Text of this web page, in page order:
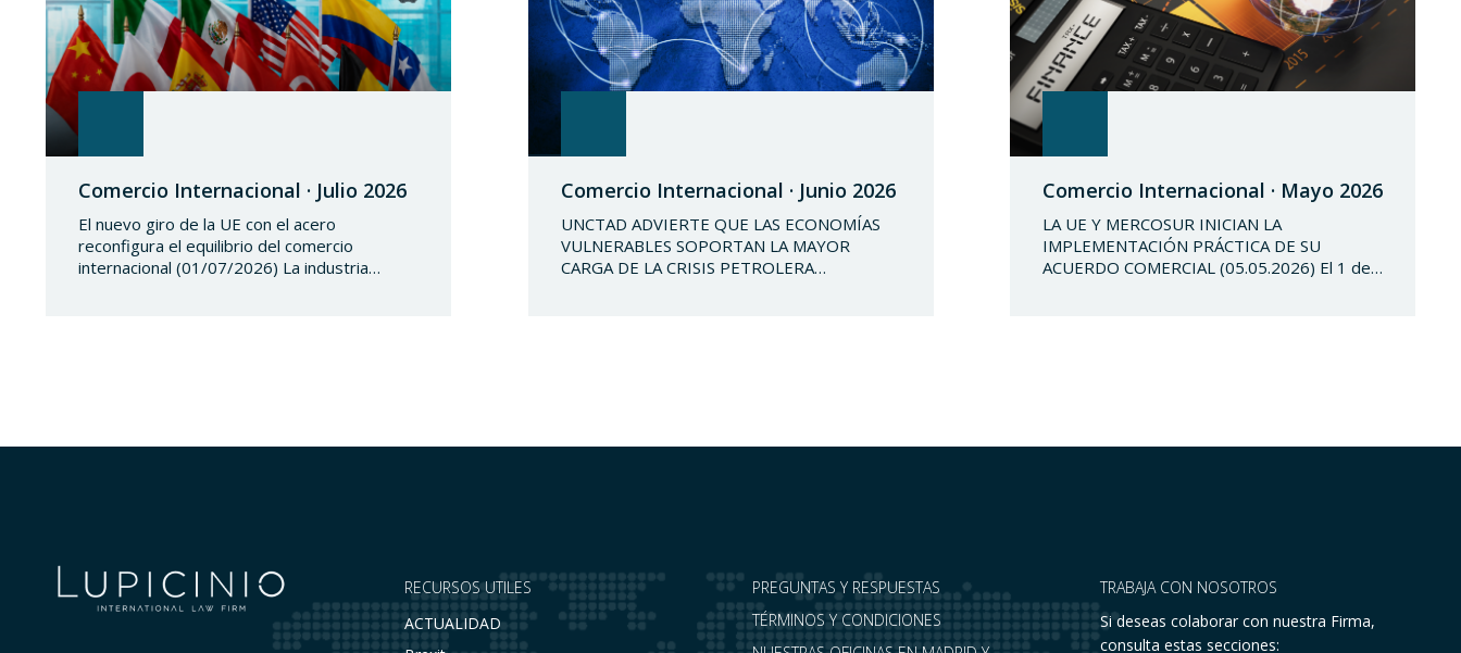
Comercio Internacional · Julio 2026
El nuevo giro de la UE con el acero
reconfigura el equilibrio del comercio
internacional (01/07/2026) La industria
Comercio Internacional · Junio 2026
UNCTAD ADVIERTE QUE LAS ECONOMÍAS
VULNERABLES SOPORTAN LA MAYOR
CARGA DE LA CRISIS PETROLERA
Comercio Internacional · Mayo 2026
LA UE Y MERCOSUR INICIAN LA
IMPLEMENTACIÓN PRÁCTICA DE SU
ACUERDO COMERCIAL (05.05.2026) El 1 de
RECURSOS UTILES
ACTUALIDAD
PREGUNTAS Y RESPUESTAS
TÉRMINOS Y CONDICIONES
TRABAJA CON NOSOTROS
Si deseas colaborar con nuestra Firma,
consulta estas secciones: